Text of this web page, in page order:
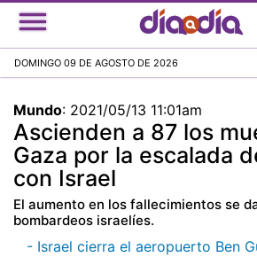
Pasar
al
principal
DOMINGO 09 DE AGOSTO DE 2026
Mundo: 2021/05/13 11:01am
Ascienden a 87 los
Gaza por la escalada
con Israel
El aumento en los fallecimientos se
bombardeos israelíes.
- Israel cierra el aeropuerto Ben